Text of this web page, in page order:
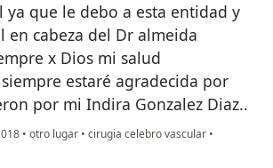
ya que le debo a esta entidad y
en cabeza del Dr almeida
x Dios mi salud
estaré agradecida por
por mi Indira Gonzalez Diaz..
• otro lugar • cirugia celebro vascular •
eliminada